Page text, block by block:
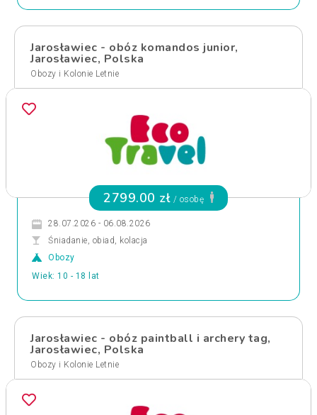
Jarosławiec - obóz komandos junior,
Jarosławiec, Polska
Obozy i Kolonie Letnie
2799.00 zł / osobę
28.07.2026 - 06.08.2026
Śniadanie, obiad, kolacja
Obozy
Wiek: 10 - 18 lat
Jarosławiec - obóz paintball i archery tag,
Jarosławiec, Polska
Obozy i Kolonie Letnie